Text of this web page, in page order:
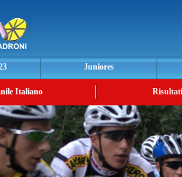
Juniores
Italiano